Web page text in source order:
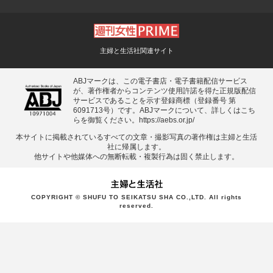
主婦と生活社関連サイト
ABJマークは、この電子書店・電子書籍配信サービス
が、著作権者からコンテンツ使用許諾を得た正規版配信
サービスであることを示す登録商標（登録番号 第
6091713号）です。ABJマークについて、詳しくはこち
らを御覧ください。 https://aebs.or.jp/
本サイトに掲載されているすべての⽂章・撮影写真の著作権は主婦と⽣活
社に帰属します。
他サイトや他媒体への無断転載・複製⾏為は固く禁⽌します。
COPYRIGHT © SHUFU TO SEIKATSU SHA CO.,LTD. All rights
reserved.